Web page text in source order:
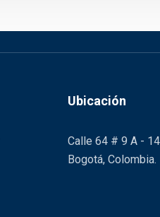
Ubicación
Calle 64 # 9 A -
Bogotá, Colombia.